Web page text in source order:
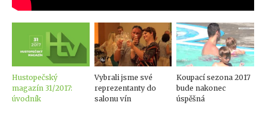
Hustopečský
magazín 31/2017:
úvodník
Vybrali jsme své
reprezentanty do
salonu vín
Koupací sezona 2017
bude nakonec
úspěšná